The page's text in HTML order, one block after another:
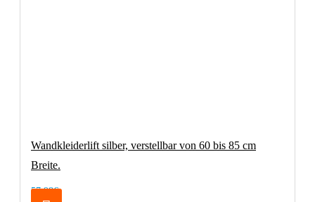
Wandkleiderlift silber, verstellbar von 60 bis 85 cm
Breite.
57,98€